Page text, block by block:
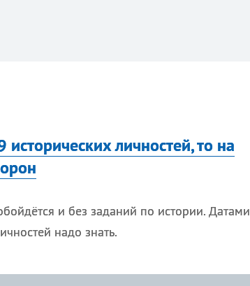
исторических личностей, то на
и без заданий по истории. Датами
надо знать.